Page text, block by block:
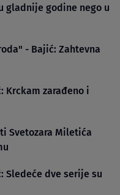
gladnije godine nego u
- Bajić: Zahtevna
Krckam zarađeno i
Svetozara Miletića
Sledeće dve serije su